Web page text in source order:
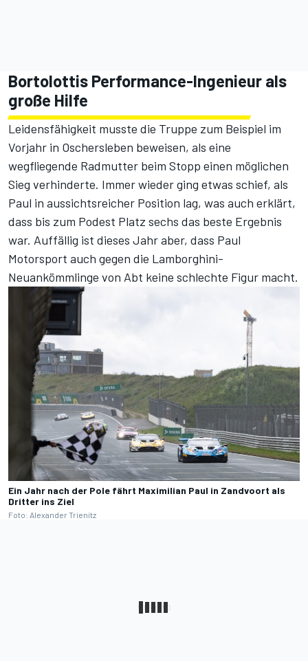
Bortolottis Performance-Ingenieur als
große Hilfe
Leidensfähigkeit musste die Truppe zum Beispiel im
Vorjahr in Oschersleben beweisen, als eine
wegfliegende Radmutter beim Stopp einen möglichen
Sieg verhinderte. Immer wieder ging etwas schief, als
Paul in aussichtsreicher Position lag, was auch erklärt,
dass bis zum Podest Platz sechs das beste Ergebnis
war. Auffällig ist dieses Jahr aber, dass Paul
Motorsport auch gegen die Lamborghini-
Neuankömmlinge von Abt keine schlechte Figur macht.
Ein Jahr nach der Pole fährt Maximilian Paul in Zandvoort als
Dritter ins Ziel
Foto: Alexander Trienitz